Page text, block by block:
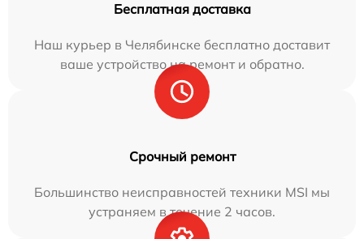
Бесплатная доставка
Наш курьер в Челябинске бесплатно доставит
ваше устройство на ремонт и обратно.
Срочный ремонт
Большинство неисправностей техники MSI мы
устраняем в течение 2 часов.